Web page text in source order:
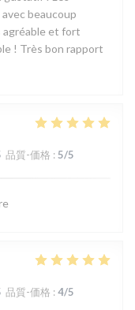
beaucoup
agréable et fort
! Très bon rapport
品質-価格 : 5/5
品質-価格 : 4/5